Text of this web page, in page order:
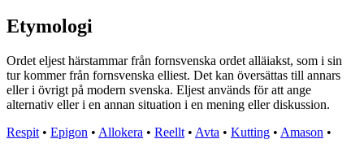
Etymologi
Ordet eljest härstammar från fornsvenska ordet alläiakst, som i sin
tur kommer från fornsvenska elliest. Det kan översättas till annars
eller i övrigt på modern svenska. Eljest används för att ange
alternativ eller i en annan situation i en mening eller diskussion.
Respit • Epigon • Allokera • Reellt • Avta • Kutting • Amason •